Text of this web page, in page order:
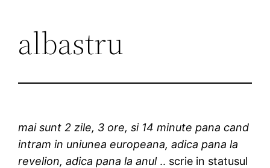
albastru
mai sunt 2 zile, 3 ore, si 14 minute pana cand
intram in uniunea europeana, adica pana la
revelion, adica pana la anul.. scrie in statusul